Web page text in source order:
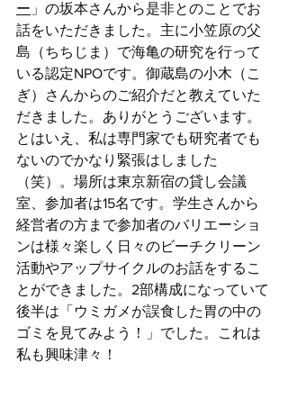
ー 」の坂本さんから是非とのことでお
話をいただきました。主に小笠原の父
島（ちちじま）で海亀の研究を行って
いる認定NPOです。御蔵島の小木（こ
ぎ）さんからのご紹介だと教えていた
だきました。ありがとうございます。
とはいえ、私は専門家でも研究者でも
ないのでかなり緊張はしました
（笑）。場所は東京新宿の貸し会議
室、参加者は15名です。学生さんから
経営者の方まで参加者のバリエーショ
ンは様々楽しく日々のビーチクリーン
活動やアップサイクルのお話をするこ
とができました。2部構成になっていて
後半は「ウミガメが誤食した胃の中の
ゴミを見てみよう！」でした。これは
私も興味津々！